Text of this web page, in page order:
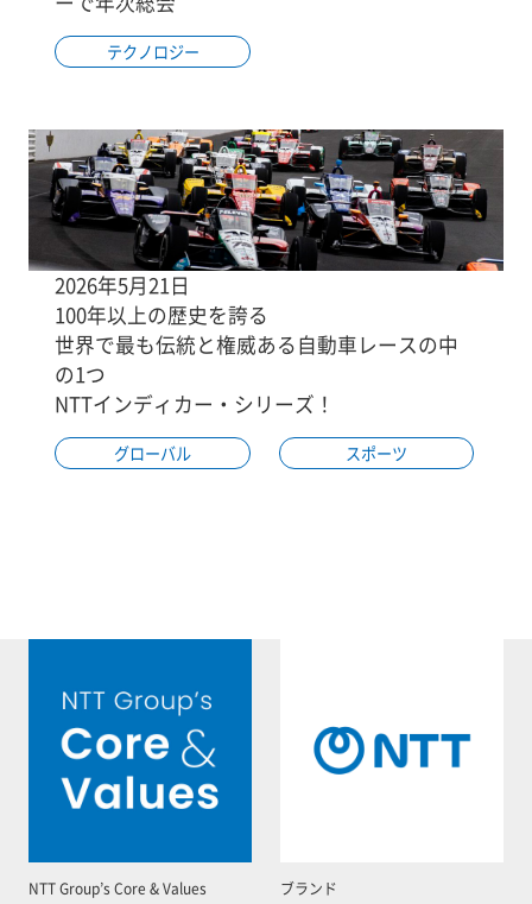
テクノロジー
2026年5月21日
100年以上の歴史を誇る
世界で最も伝統と権威ある自動車レースの中
の1つ
NTTインディカー・シリーズ！
グローバル スポーツ
NTT Group’s Core & Values ブランド